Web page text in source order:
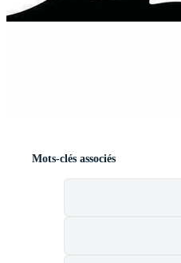
Mots-clés associés